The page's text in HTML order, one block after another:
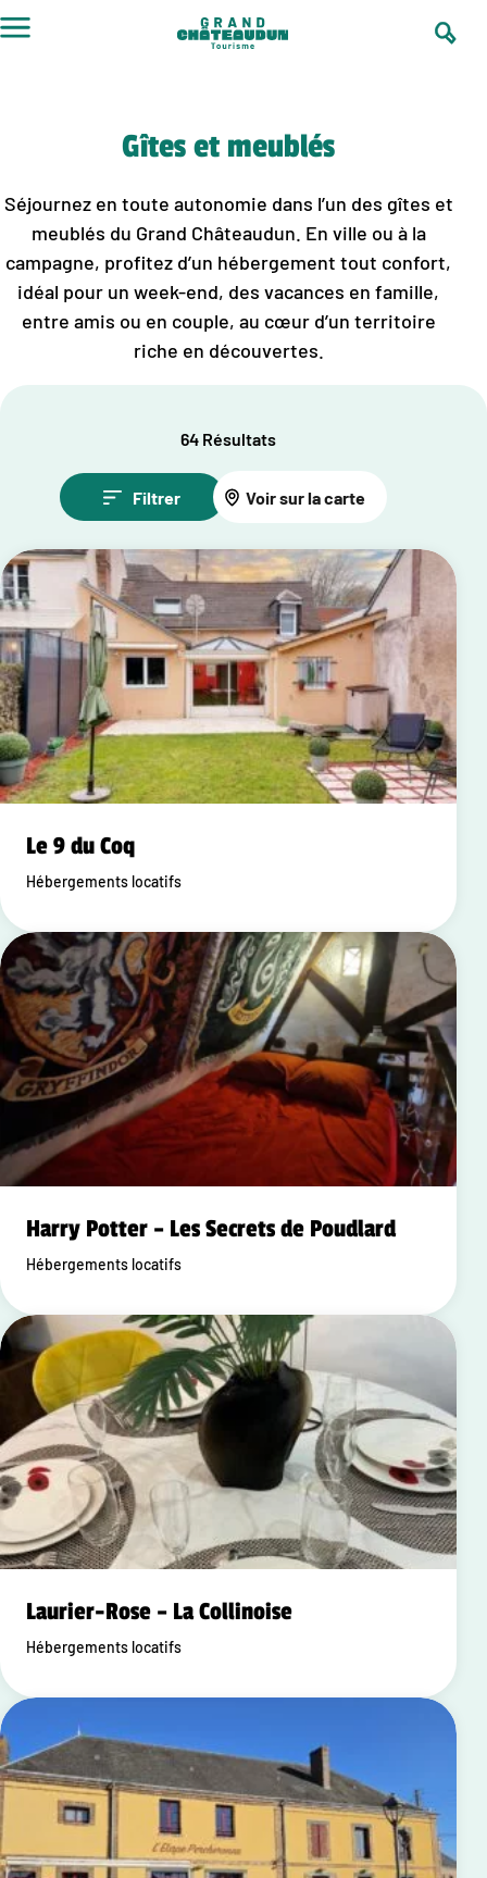
au
Gîtes et meublés
Séjournez en toute autonomie dans l’un des gîtes et
meublés du Grand Châteaudun. En ville ou à la
campagne, profitez d’un hébergement tout confort,
idéal pour un week-end, des vacances en famille,
entre amis ou en couple, au cœur d’un territoire
riche en découvertes.
64 Résultats
Filtrer Voir sur la carte
Le 9 du Coq
Hébergements locatifs
Harry Potter – Les Secrets de Poudlard
Hébergements locatifs
Laurier-Rose – La Collinoise
Hébergements locatifs